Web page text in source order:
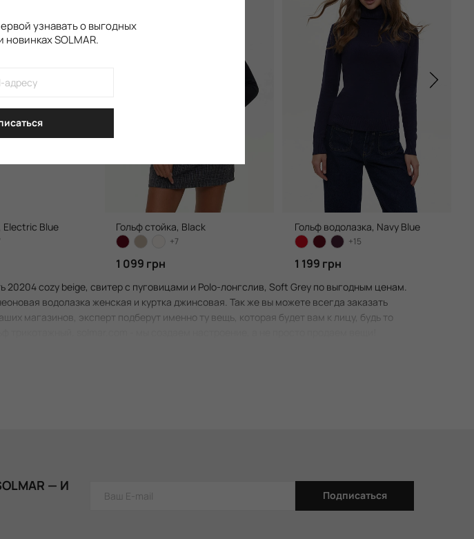
Electric Blue Гольф стойка, Black
+7
1 099 грн
Гольф водолазка, Navy Blue
+15
1 199 грн
cozy beige, свитер с пуговицами и Polo-лонгслив, Soft Grey по выгодным ценам.
водолазка женская и куртка джинсовая. Так же вы можете всегда заказать
магазинов, эксперт подберут именно ту вещь, которая будет вам к лицу, будь то
— И
Подписаться
узнавать о выгодных
SOLMAR.